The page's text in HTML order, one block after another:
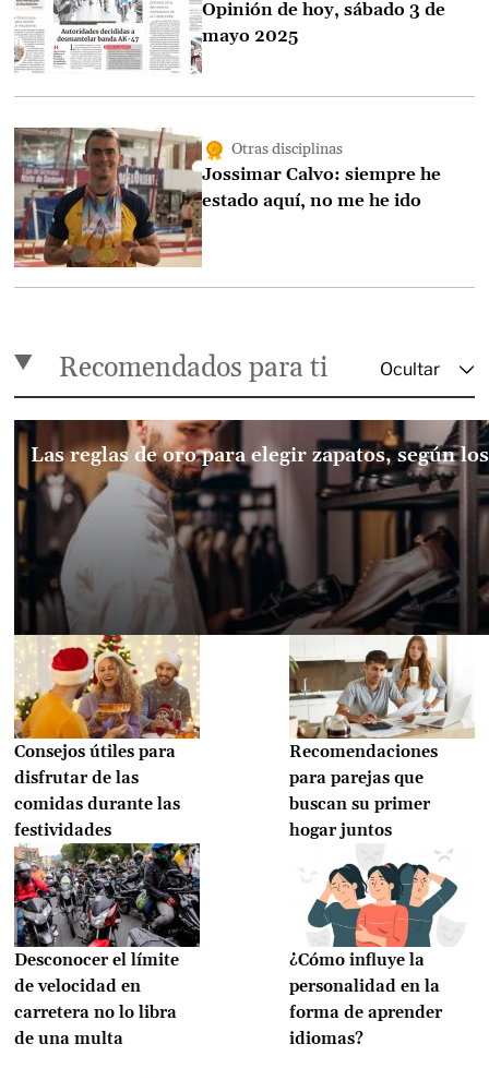
Opinión de hoy, sábado 3 de
mayo 2025
Otras disciplinas
Jossimar Calvo: siempre he
estado aquí, no me he ido
Recomendados para ti
Las reglas de oro para elegir zapatos, según
Consejos útiles para
disfrutar de las
comidas durante las
festividades
Recomendaciones
para parejas que
buscan su primer
hogar juntos
Desconocer el límite
de velocidad en
carretera no lo libra
de una multa
¿Cómo influye la
personalidad en la
forma de aprender
idiomas?